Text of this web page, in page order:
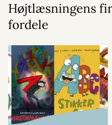
Højtlæsningens
fordele